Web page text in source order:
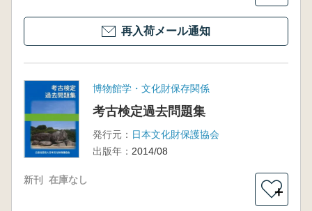
再入荷メール通知
博物館学・文化財保存関係
考古検定過去問題集
発行元： 日本文化財保護協会
出版年： 2014/08
新刊 在庫なし
＋